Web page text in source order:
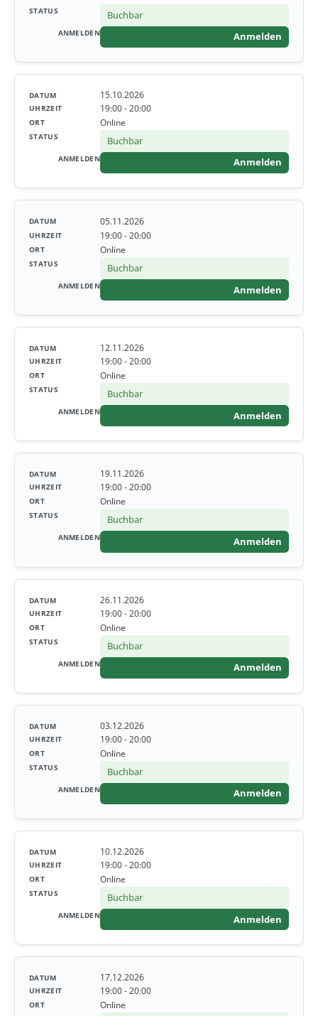
Buchbar
Anmelden
15.10.2026
19:00 - 20:00
Online
Buchbar
Anmelden
05.11.2026
19:00 - 20:00
Online
Buchbar
Anmelden
12.11.2026
19:00 - 20:00
Online
Buchbar
Anmelden
19.11.2026
19:00 - 20:00
Online
Buchbar
Anmelden
26.11.2026
19:00 - 20:00
Online
Buchbar
Anmelden
03.12.2026
19:00 - 20:00
Online
Buchbar
Anmelden
10.12.2026
19:00 - 20:00
Online
Buchbar
Anmelden
17.12.2026
19:00 - 20:00
Online